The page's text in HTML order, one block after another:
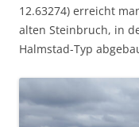
12.63274) erreicht
alten Steinbruch, in
Halmstad-Typ